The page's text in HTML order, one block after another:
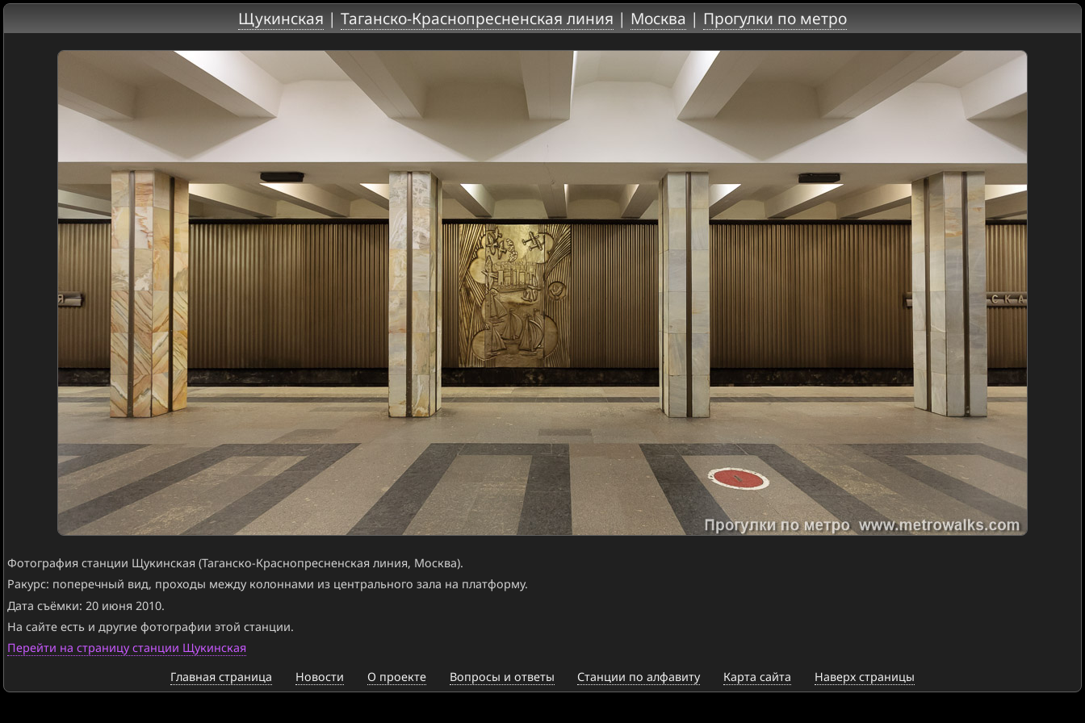
Щукинская | Таганско-Краснопресненская линия | Москва | Прогулки по метро
Фотография станции Щукинская (Таганско-Краснопресненская линия, Москва).
Ракурс: поперечный вид, проходы между колоннами из центрального зала на платформу.
Дата съёмки: 20 июня 2010.
На сайте есть и другие фотографии этой станции.
Перейти на страницу станции Щукинская
Главная страница
Новости О проекте Вопросы и ответы Станции по алфавиту Карта сайта Наверх страницы